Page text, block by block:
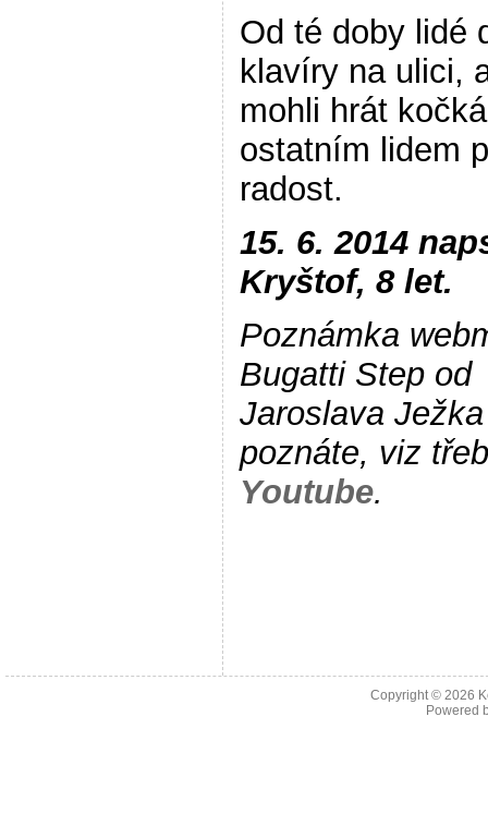
Od té doby lidé
klavíry na ulici,
mohli hrát
ostatním lidem
radost.
15. 6. 2014
Kryštof, 8 let.
Poznámka
Bugatti Step od
Jaroslava
poznáte, viz
Youtube.
Copyright © 2026
Powered